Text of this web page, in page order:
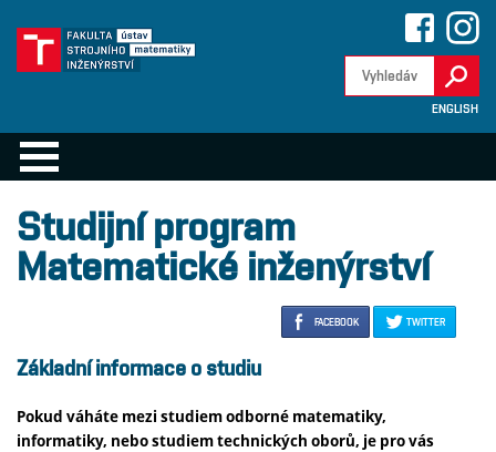
ENGLISH
Studijní program
Matematické inženýrství
FACEBOOK TWITTER
Základní informace o studiu
Pokud váháte mezi studiem odborné matematiky,
informatiky, nebo studiem technických oborů, je pro vás